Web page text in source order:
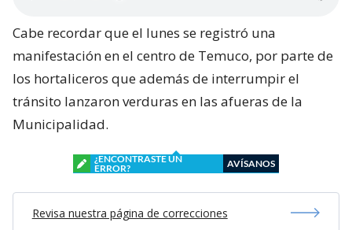
Cabe recordar que el lunes se registró una
manifestación en el centro de Temuco, por parte de
los hortaliceros que además de interrumpir el
tránsito lanzaron verduras en las afueras de la
Municipalidad.
¿ENCONTRASTE UN
ERROR?
AVÍSANOS
Revisa nuestra página de correcciones